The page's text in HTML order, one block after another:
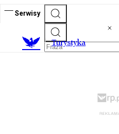
Serwisy
Turystyka